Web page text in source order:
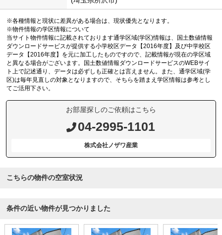
※各種情報と現状に差異がある場合は、現状優先となります。
※物件情報の学区情報について
当サイト物件情報に記載されております通学区域(学区)情報は、国土数値情報
ダウンロードサービスが提供する小学校区データ【2016年度】及び中学校区
データ【2016年度】を元に加工したものですので、記載情報が現在の学区域
と異なる場合がございます。国土数値情報ダウンロードサービスのWEBサイ
ト上で記述通り、データは必ずしも正確とは言えません。また、通学区域(学
区)は毎年見直しの対象となりますので、そちらを踏まえ学区情報は参考とし
てご活用下さい。
お部屋探しのご依頼はこちら
04-2995-1101
株式会社ノザワ産業
こちらの物件の空室状況
条件の近い物件が見つかりました